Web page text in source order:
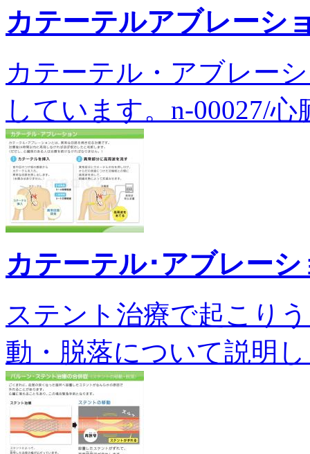
カテーテルアブレーシ
カテーテル・アブレー
しています。n-00027/
カテーテル･アブレー
ステント治療で起こり
動・脱落について説明